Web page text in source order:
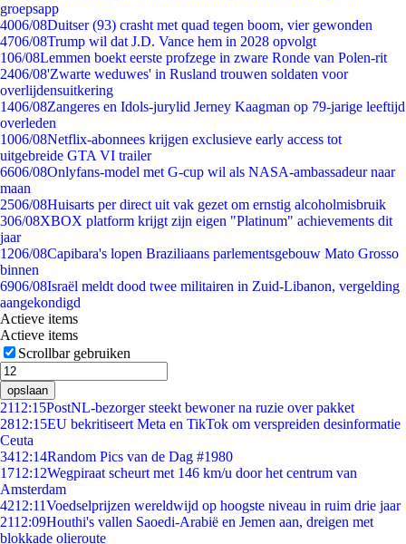
groepsapp
4006/08Duitser (93) crasht met quad tegen boom, vier gewonden
4706/08Trump wil dat J.D. Vance hem in 2028 opvolgt
106/08Lemmen boekt eerste profzege in zware Ronde van Polen-rit
2406/08'Zwarte weduwes' in Rusland trouwen soldaten voor
overlijdensuitkering
1406/08Zangeres en Idols-jurylid Jerney Kaagman op 79-jarige leeftijd
overleden
1006/08Netflix-abonnees krijgen exclusieve early access tot
uitgebreide GTA VI trailer
6606/08Onlyfans-model met G-cup wil als NASA-ambassadeur naar
maan
2506/08Huisarts per direct uit vak gezet om ernstig alcoholmisbruik
306/08XBOX platform krijgt zijn eigen "Platinum" achievements dit
jaar
1206/08Capibara's lopen Braziliaans parlementsgebouw Mato Grosso
binnen
6906/08Israël meldt dood twee militairen in Zuid-Libanon, vergelding
aangekondigd
Actieve items
Actieve items
Scrollbar gebruiken
opslaan
2112:15PostNL-bezorger steekt bewoner na ruzie over pakket
2812:15EU bekritiseert Meta en TikTok om verspreiden desinformatie
Ceuta
3412:14Random Pics van de Dag #1980
1712:12Wegpiraat scheurt met 146 km/u door het centrum van
Amsterdam
4212:11Voedselprijzen wereldwijd op hoogste niveau in ruim drie jaar
2112:09Houthi's vallen Saoedi-Arabië en Jemen aan, dreigen met
blokkade olieroute